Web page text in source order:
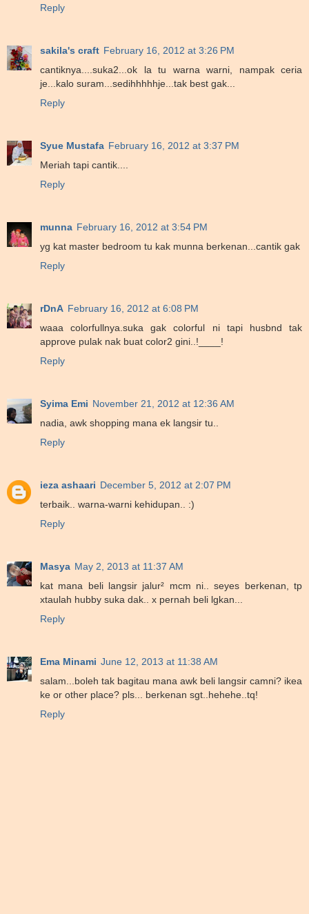
Reply
sakila's craft February 16, 2012 at 3:26 PM
cantiknya....suka2...ok la tu warna warni, nampak ceria
je...kalo suram...sedihhhhhje...tak best gak...
Reply
Syue Mustafa February 16, 2012 at 3:37 PM
Meriah tapi cantik....
Reply
munna February 16, 2012 at 3:54 PM
yg kat master bedroom tu kak munna berkenan...cantik gak
Reply
rDnA February 16, 2012 at 6:08 PM
waaa colorfullnya.suka gak colorful ni tapi husbnd tak
approve pulak nak buat color2 gini..!____!
Reply
Syima Emi November 21, 2012 at 12:36 AM
nadia, awk shopping mana ek langsir tu..
Reply
ieza ashaari December 5, 2012 at 2:07 PM
terbaik.. warna-warni kehidupan.. :)
Reply
Masya May 2, 2013 at 11:37 AM
kat mana beli langsir jalur² mcm ni.. seyes berkenan, tp
xtaulah hubby suka dak.. x pernah beli lgkan...
Reply
Ema Minami June 12, 2013 at 11:38 AM
salam...boleh tak bagitau mana awk beli langsir camni? ikea
ke or other place? pls... berkenan sgt..hehehe..tq!
Reply